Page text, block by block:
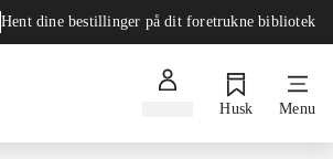
Hent dine bestillinger på dit foretrukne bibliotek
Husk Menu